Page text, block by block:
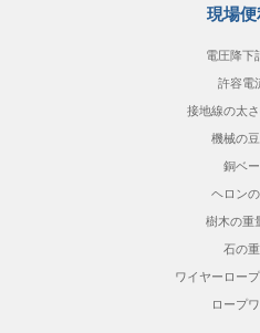
現場
電圧降下
許容電
接地線の太
機械の
銅ベ
ヘロン
樹木の重
石の
ワイヤーロー
ロープ